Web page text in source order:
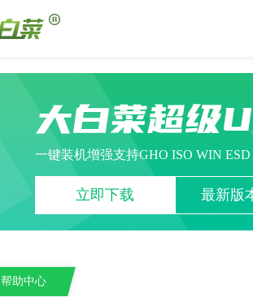
大白菜超级
一键装机增强支持GHO ISO WIN
立即下载 最新版
帮助中心